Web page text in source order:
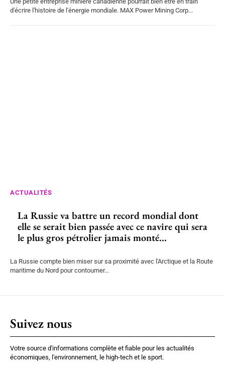
d'écrire l'histoire de l'énergie mondiale. MAX Power Mining Corp...
ACTUALITÉS
La Russie va battre un record mondial dont
elle se serait bien passée avec ce navire qui sera
le plus gros pétrolier jamais monté...
La Russie compte bien miser sur sa proximité avec l'Arctique et la Route
maritime du Nord pour contourner...
Suivez nous
Votre source d'informations complète et fiable pour les actualités
économiques, l'environnement, le high-tech et le sport.